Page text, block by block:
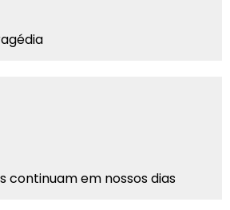
continuam em nossos dias